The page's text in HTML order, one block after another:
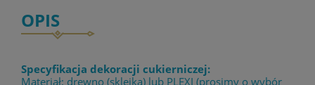
OPIS
Specyfikacja dekoracji cukierniczej:
Materiał: drewno (sklejka) lub PLEXI (prosimy o wybór